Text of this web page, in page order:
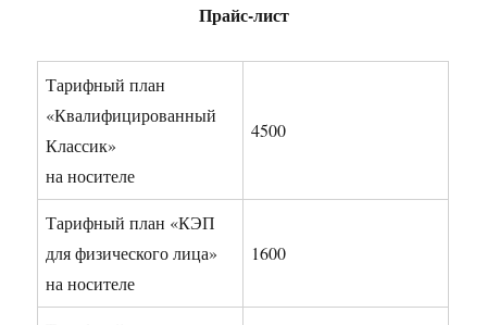
Прайс-лист
Тарифный план
«Квалифицированный
Классик»
на носителе
4500
Тарифный план «КЭП
для физического лица»
на носителе
1600